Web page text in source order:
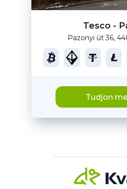
Tesco -
Pazonyi út 36,
Tudjon